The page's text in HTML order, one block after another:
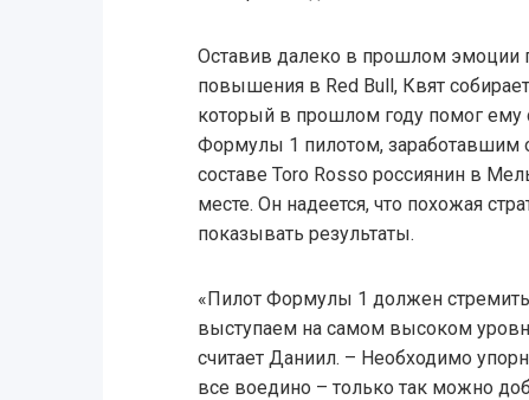
Оставив далеко в прошлом эмоции
повышения в Red Bull, Квят
который в прошлом году помог
Формулы 1 пилотом, заработавшим
составе Toro Rosso россиянин в
месте. Он надеется, что похожая
показывать результаты.
«Пилот Формулы 1 должен
выступаем на самом высоком
считает Даниил. – Необходимо
все воедино – только так можно